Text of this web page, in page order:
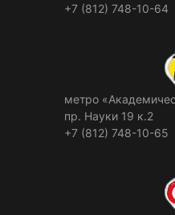
+7 (812) 748-10-64
метро
пр. Науки 19 к.2
+7 (812) 748-10-65